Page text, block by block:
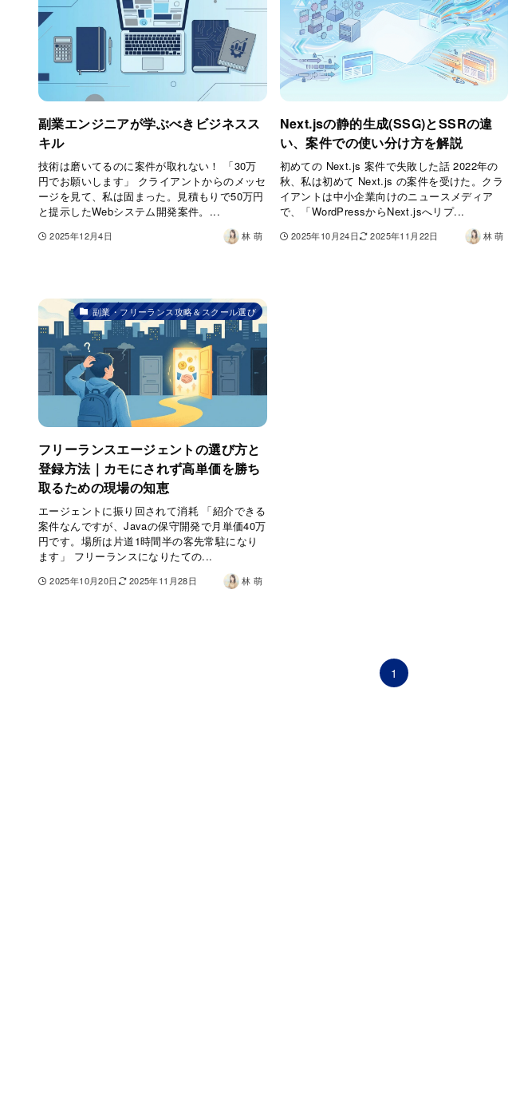
副業エンジニアが学ぶべきビジネスス
キル
技術は磨いてるのに案件が取れない！ 「30万
円でお願いします」 クライアントからのメッセ
ージを見て、私は固まった。見積もりで50万円
と提示したWebシステム開発案件。...
2025年12月4日 林 萌
Next.jsの静的生成(SSG)とSSRの違
い、案件での使い分け方を解説
初めての Next.js 案件で失敗した話 2022年の
秋、私は初めて Next.js の案件を受けた。クラ
イアントは中小企業向けのニュースメディア
で、「WordPressからNext.jsへリプ...
2025年10月24日 2025年11月22日 林 萌
副業・フリーランス攻略＆スクール選び
フリーランスエージェントの選び方と
登録方法｜カモにされず高単価を勝ち
取るための現場の知恵
エージェントに振り回されて消耗 「紹介できる
案件なんですが、Javaの保守開発で月単価40万
円です。場所は片道1時間半の客先常駐になり
ます」 フリーランスになりたての...
2025年10月20日 2025年11月28日 林 萌
1